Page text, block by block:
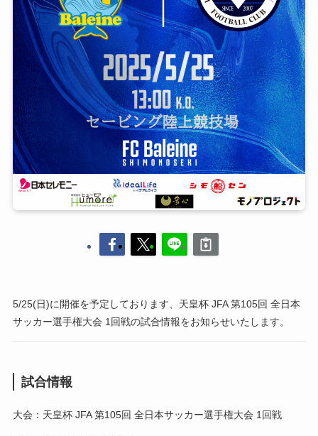
5/25(日)に開催を予定しております、天皇杯 JFA 第105回 全日本
サッカー選手権大会 1回戦の試合情報をお知らせいたします。
試合情報
大会：天皇杯 JFA 第105回 全日本サッカー選手権大会 1回戦